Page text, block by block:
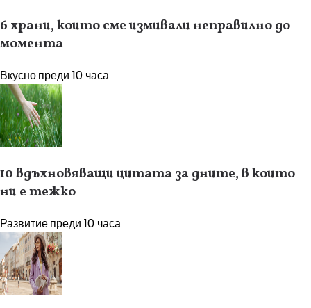
6 храни, които сме измивали неправилно до
момента
Вкуснопреди 10 часа
10 вдъхновяващи цитата за дните, в които
ни е тежко
Развитиепреди 10 часа